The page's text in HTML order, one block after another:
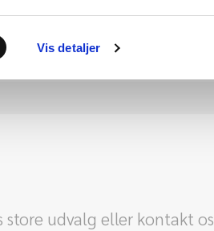
Vis detaljer
udvalg eller kontakt os